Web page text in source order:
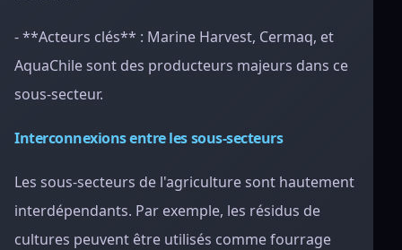
- **Acteurs clés** : Marine Harvest, Cermaq, et
AquaChile sont des producteurs majeurs dans ce
sous-secteur.
Interconnexions entre les sous-secteurs
Les sous-secteurs de l'agriculture sont hautement
interdépendants. Par exemple, les résidus de
cultures peuvent être utilisés comme fourrage